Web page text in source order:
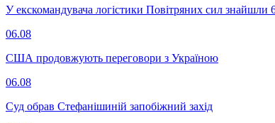
У екскомандувача логістики Повітряних сил знайшли
06.08
США продовжують переговори з Україною
06.08
Суд обрав Стефанішиній запобіжний захід